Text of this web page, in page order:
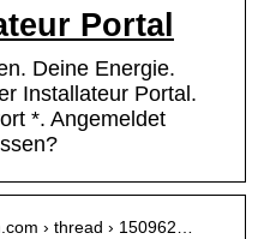
Portal
Deine Energie.
Installateur Portal.
*. Angemeldet
› thread › 150962…